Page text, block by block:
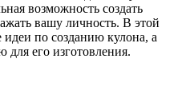
возможность создать
вашу личность. В этой
по созданию кулона, а
его изготовления.